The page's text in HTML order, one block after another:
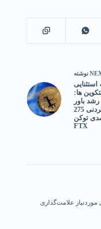
نوشته
استثنایی
ها:
رشد باور
نکردنی 275
توکن
FTX
علامت‌گذاری